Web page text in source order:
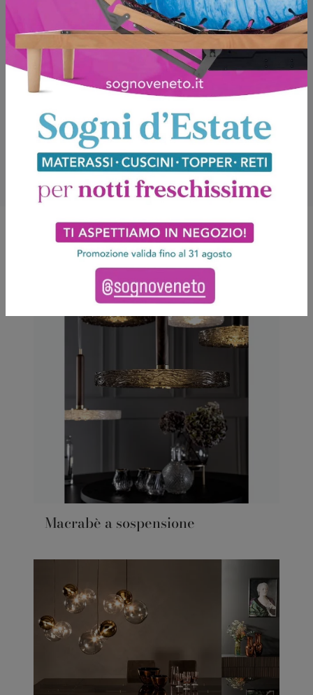
Potrebbero piacerti anche
Macrabè a sospensione